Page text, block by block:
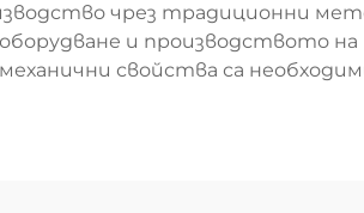
чрез традиционни
и производството на
свойства са